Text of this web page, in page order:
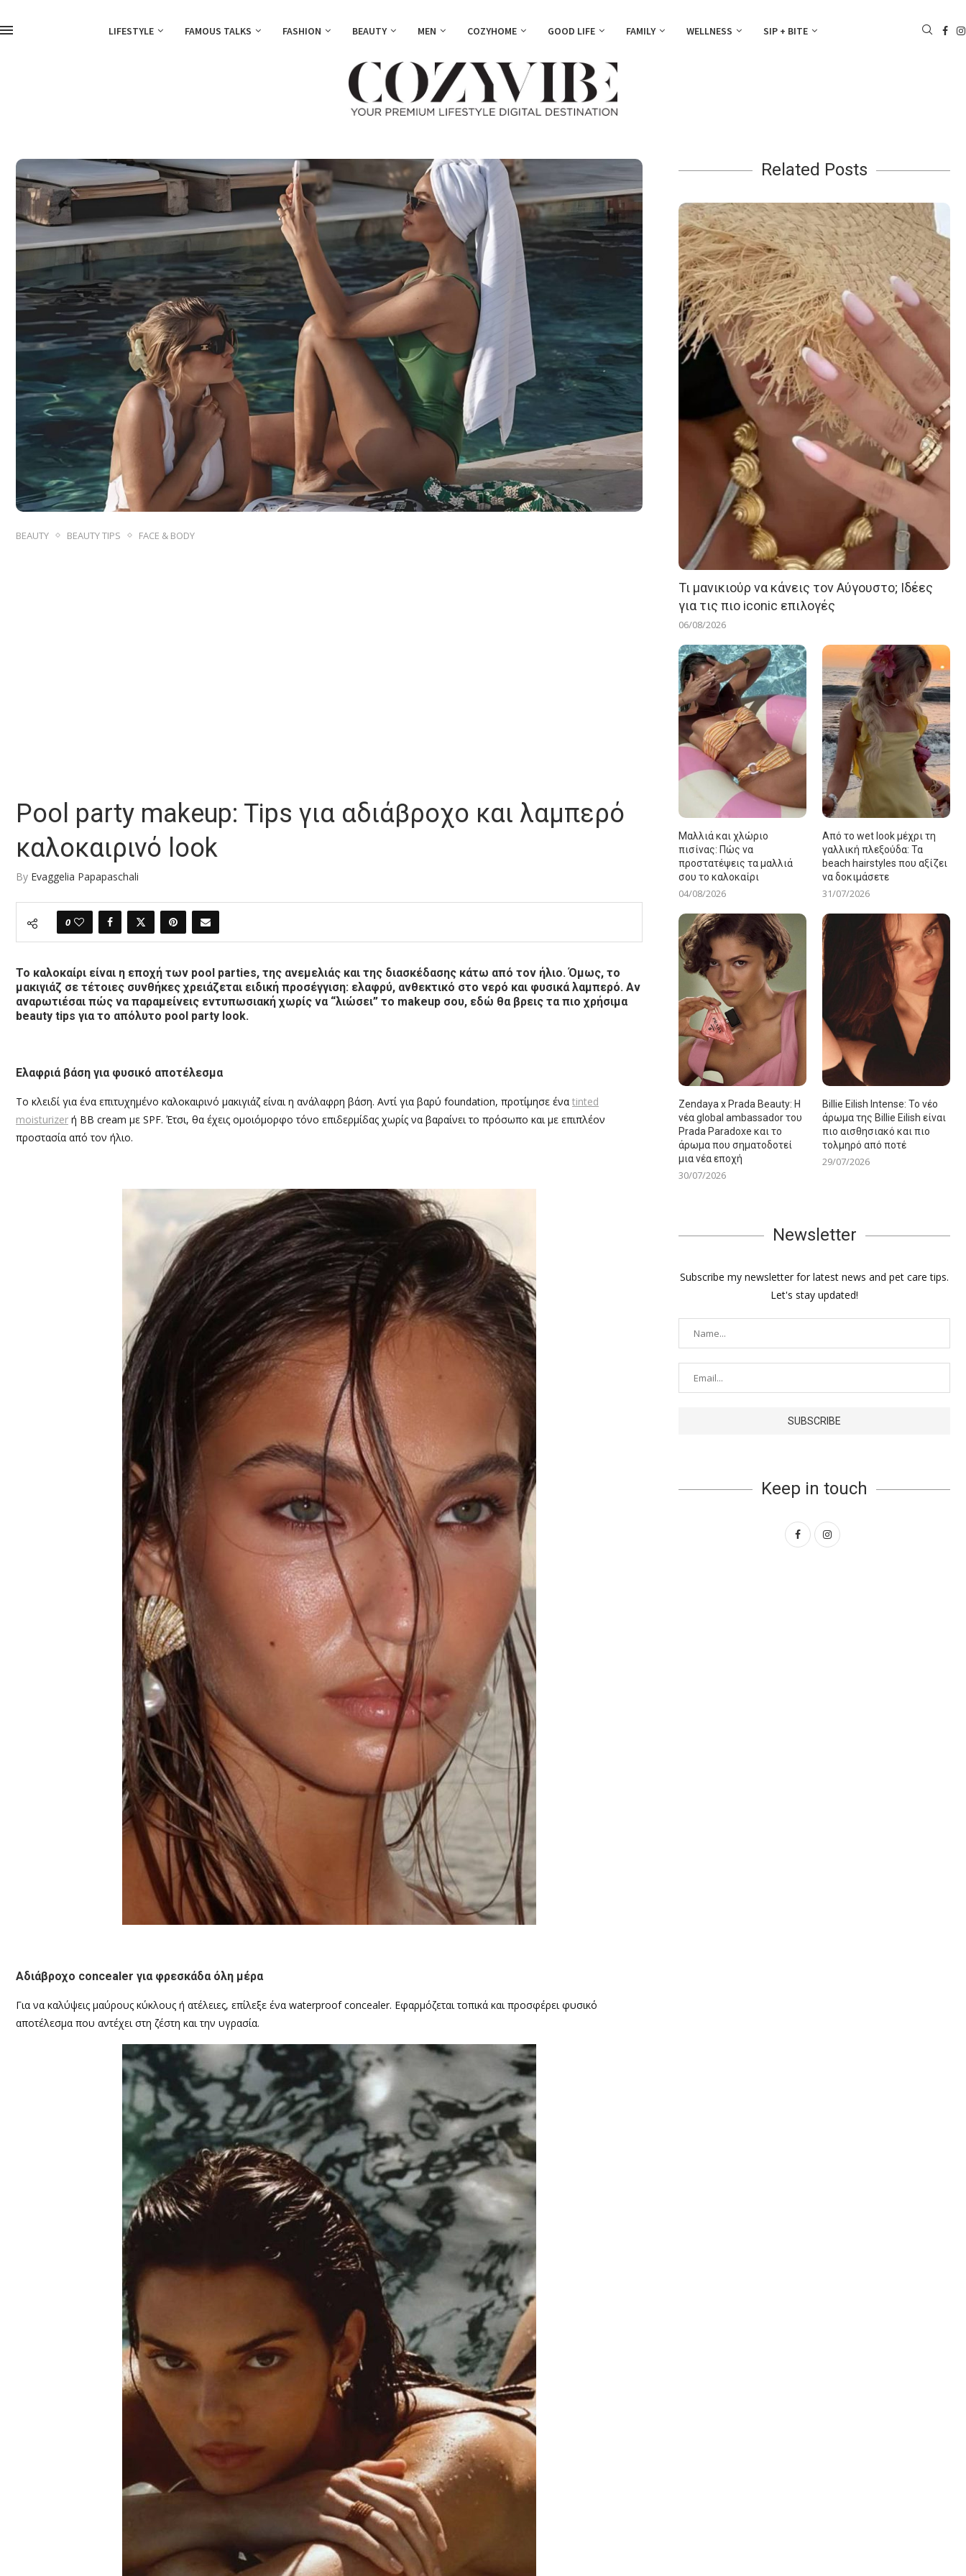
LIFESTYLE FAMOUS TALKS FASHION BEAUTY MEN COZYHOME GOOD LIFE FAMILY WELLNESS SIP + BITE
BEAUTY BEAUTY TIPS FACE & BODY
Pool party makeup: Tips για αδιάβροχο και λαμπερό
καλοκαιρινό look
By Evaggelia Papapaschali
0
Το καλοκαίρι είναι η εποχή των pool parties, της ανεμελιάς και της διασκέδασης κάτω από τον ήλιο. Όμως, το
μακιγιάζ σε τέτοιες συνθήκες χρειάζεται ειδική προσέγγιση: ελαφρύ, ανθεκτικό στο νερό και φυσικά λαμπερό. Αν
αναρωτιέσαι πώς να παραμείνεις εντυπωσιακή χωρίς να “λιώσει” το makeup σου, εδώ θα βρεις τα πιο χρήσιμα
beauty tips για το απόλυτο pool party look.
Ελαφριά βάση για φυσικό αποτέλεσμα
Το κλειδί για ένα επιτυχημένο καλοκαιρινό μακιγιάζ είναι η ανάλαφρη βάση. Αντί για βαρύ foundation, προτίμησε ένα tinted
moisturizer ή BB cream με SPF. Έτσι, θα έχεις ομοιόμορφο τόνο επιδερμίδας χωρίς να βαραίνει το πρόσωπο και με επιπλέον
προστασία από τον ήλιο.
Αδιάβροχο concealer για φρεσκάδα όλη μέρα
Για να καλύψεις μαύρους κύκλους ή ατέλειες, επίλεξε ένα waterproof concealer. Εφαρμόζεται τοπικά και προσφέρει φυσικό
αποτέλεσμα που αντέχει στη ζέστη και την υγρασία.
Related Posts
Τι μανικιούρ να κάνεις τον Αύγουστο; Ιδέες
για τις πιο iconic επιλογές
06/08/2026
Μαλλιά και χλώριο
πισίνας: Πώς να
προστατέψεις τα μαλλιά
σου το καλοκαίρι
04/08/2026
Από το wet look μέχρι τη
γαλλική πλεξούδα: Τα
beach hairstyles που αξίζει
να δοκιμάσετε
31/07/2026
Zendaya x Prada Beauty: Η
νέα global ambassador του
Prada Paradoxe και το
άρωμα που σηματοδοτεί
μια νέα εποχή
30/07/2026
Billie Eilish Intense: Το νέο
άρωμα της Billie Eilish είναι
πιο αισθησιακό και πιο
τολμηρό από ποτέ
29/07/2026
Newsletter
Subscribe my newsletter for latest news and pet care tips.
Let's stay updated!
Keep in touch